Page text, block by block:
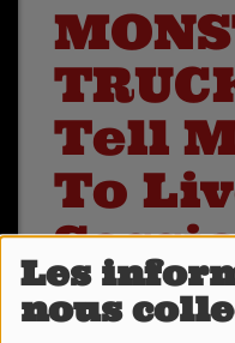
Les
nous
Tell
To